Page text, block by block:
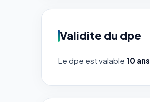
Validite du dpe
Le dpe est valable 10 ans